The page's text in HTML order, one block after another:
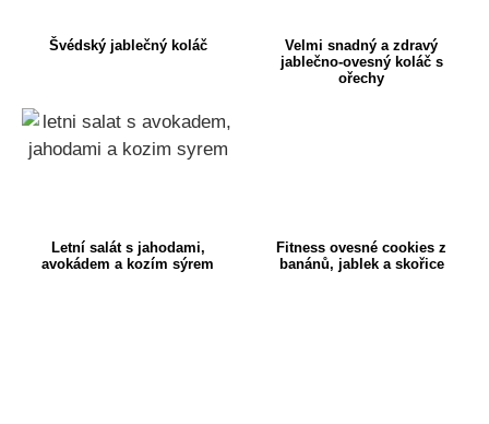
Švédský jablečný koláč
Velmi snadný a zdravý
jablečno-ovesný koláč s
ořechy
Letní salát s jahodami,
avokádem a kozím sýrem
Fitness ovesné cookies z
banánů, jablek a skořice